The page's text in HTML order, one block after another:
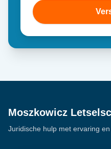
Moszkowicz
Juridische hulp met ervaring